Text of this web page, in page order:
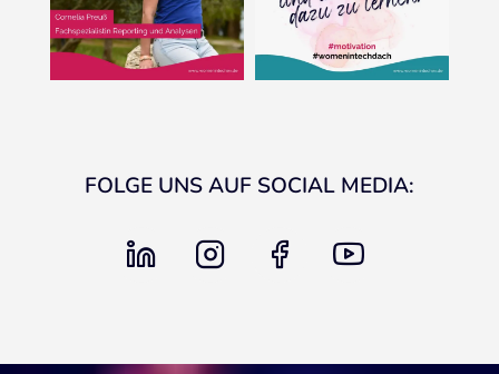
FOLGE UNS AUF SOCIAL MEDIA:
linkedin instagram